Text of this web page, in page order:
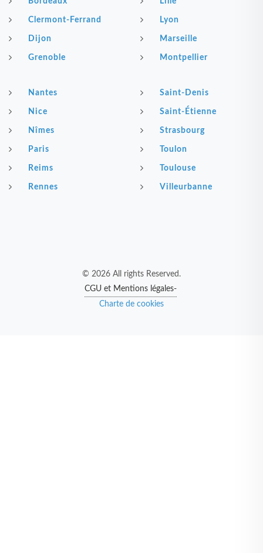
Clermont-Ferrand
Dijon
Grenoble
Lyon
Marseille
Montpellier
Nantes
Nice
Nîmes
Paris
Reims
Rennes
Saint-Denis
Saint-Étienne
Strasbourg
Toulon
Toulouse
Villeurbanne
© 2026 All rights Reserved.
CGU et Mentions légales-
Charte de cookies